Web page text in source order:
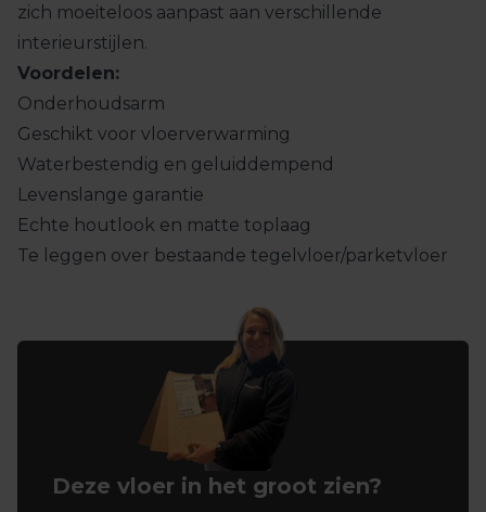
zich moeiteloos aanpast aan verschillende
interieurstijlen.
Voordelen:
Onderhoudsarm
Geschikt voor vloerverwarming
Waterbestendig en geluiddempend
Levenslange garantie
Echte houtlook en matte toplaag
Te leggen over bestaande tegelvloer/parketvloer
Deze vloer in het groot zien?